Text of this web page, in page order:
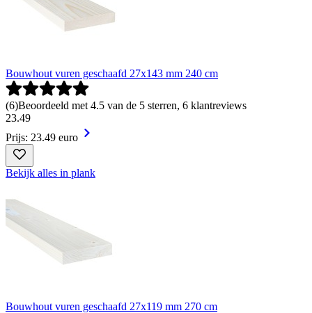
Bouwhout vuren geschaafd 27x143 mm 240 cm
(6)Beoordeeld met 4.5 van de 5 sterren, 6 klantreviews
23.49
Prijs: 23.49 euro
Bekijk alles in plank
Bouwhout vuren geschaafd 27x119 mm 270 cm